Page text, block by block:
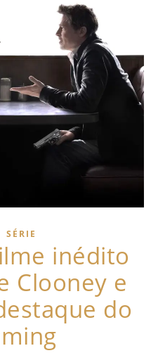
SÉRIE
inédito
Clooney e
do